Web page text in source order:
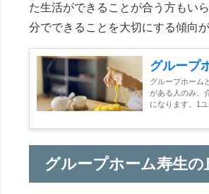
た生活ができることが合う方もい
分でできることを大切にする傾向
グループ
グループホーム
がある人のみ、
になります。1ユ
グループホーム寿生の